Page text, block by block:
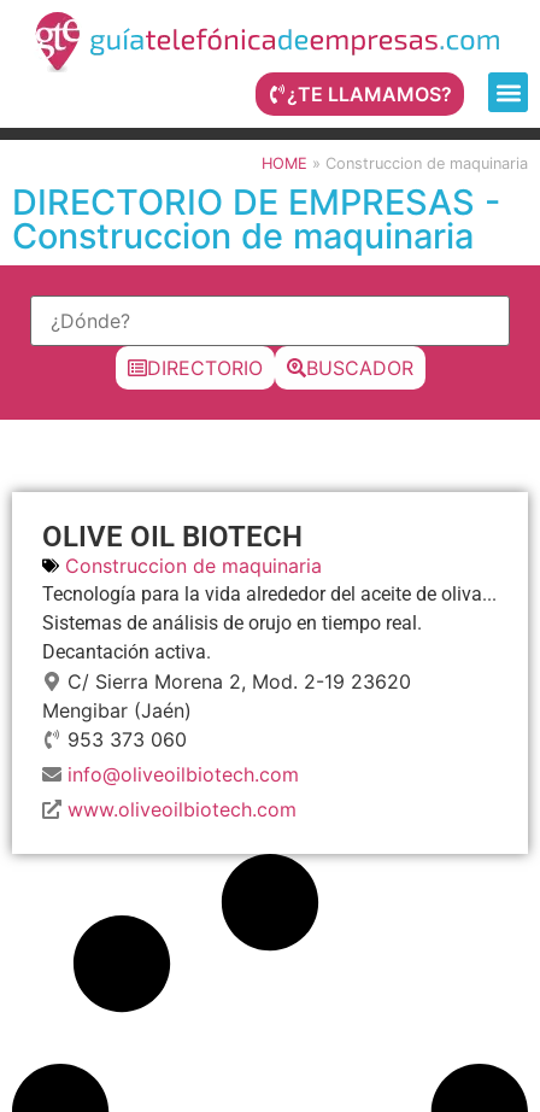
¿TE LLAMAMOS?
HOME » Construccion de maquinaria
DIRECTORIO DE EMPRESAS -
Construccion de maquinaria
DIRECTORIO BUSCADOR
OLIVE OIL BIOTECH
Construccion de maquinaria
Tecnología para la vida alrededor del aceite de oliva...
Sistemas de análisis de orujo en tiempo real.
Decantación activa.
C/ Sierra Morena 2, Mod. 2-19 23620
Mengibar (Jaén)
953 373 060
info@oliveoilbiotech.com
www.oliveoilbiotech.com